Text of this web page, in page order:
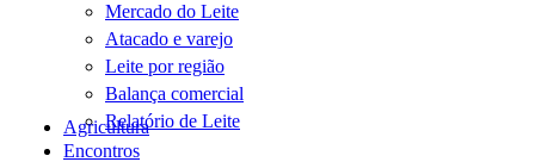
Mercado do Leite
Atacado e varejo
Leite por região
Balança comercial
Relatório de Leite
Agricultura
Encontros